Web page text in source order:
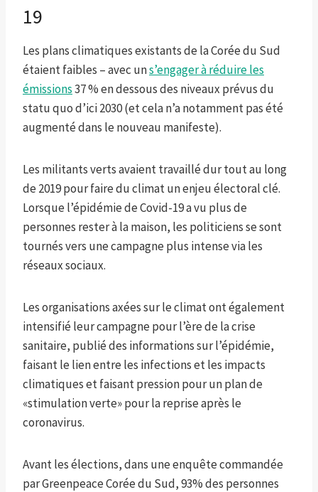
19
Les plans climatiques existants de la Corée du Sud
étaient faibles – avec uns’engager à réduire les
émissions37 % en dessous des niveaux prévus du
statu quo d’ici 2030 (et cela n’a notamment pas été
augmenté dans le nouveau manifeste).
Les militants verts avaient travaillé dur tout au long
de 2019 pour faire du climat un enjeu électoral clé.
Lorsque l’épidémie de Covid-19 a vu plus de
personnes rester à la maison, les politiciens se sont
tournés vers une campagne plus intense via les
réseaux sociaux.
Les organisations axées sur le climat ont également
intensifié leur campagne pour l’ère de la crise
sanitaire, publié des informations sur l’épidémie,
faisant le lien entre les infections et les impacts
climatiques et faisant pression pour un plan de
«stimulation verte» pour la reprise après le
coronavirus.
Avant les élections, dans une enquête commandée
par Greenpeace Corée du Sud, 93% des personnes